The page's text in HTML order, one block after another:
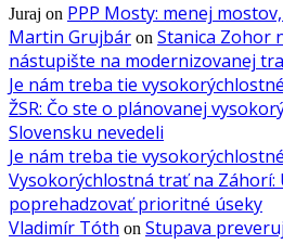
Juraj on PPP Mosty: menej
Martin Grujbár on Stanica Zohor
nástupište na modernizovanej
Je nám treba tie
ŽSR: Čo ste o plánovanej
Slovensku nevedeli
Je nám treba tie
Vysokorýchlostná trať na Záhorí:
poprehadzovať prioritné úseky
Vladimír Tóth on Stupava